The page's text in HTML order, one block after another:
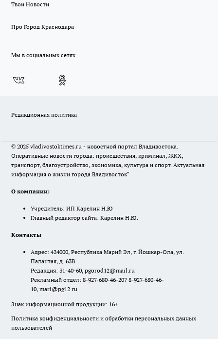
Твои Новости
Про Город Краснодара
Мы в социальных сетях
Редакционная политика
© 2025 vladivostoktimes.ru - новостной портал Владивостока.
Оперативные новости города: происшествия, криминал, ЖКХ,
транспорт, благоустройство, экономика, культура и спорт. Актуальная
информация о жизни города Владивосток"
О компании:
Учредитель: ИП Карелин Н.Ю
Главный редактор сайта: Карелин Н.Ю.
Контакты
Адрес: 424000, Республика Марий Эл, г. Йошкар-Ола, ул.
Палантая, д. 63В
Редакция: 31-40-60, pgorod12@mail.ru
Рекламный отдел: 8-927-680-46-20? 8-927-680-46-
10, mari@pg12.ru
Знак информационной продукции: 16+.
Политика конфиденциальности и обработки персональных данных
пользователей